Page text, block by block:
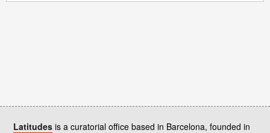
Latitudes is a curatorial office based in Barcelona, founded in